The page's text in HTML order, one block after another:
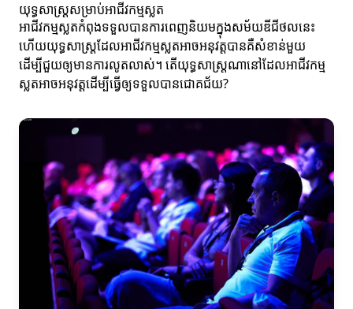
យុទ្ធសាស្ត្រសម្រាប់អាជីវកម្មស្លត
អាជីវកម្មស្លតកំពុងទទួលបានការពេញនិយមក្នុងសម័យឌីជីថលនេះ
ហើយយុទ្ធសាស្ត្រដែលអាជីវកម្មស្លតអាចអនុវត្តបានគឺសំខាន់មួយ
ដើម្បីជួយឲ្យមានការលូតលាស់។ តើយុទ្ធសាស្ត្រណានៅដែលអាជីវកម្ម
ស្លតអាចអនុវត្តដើម្បីធ្វើឲ្យទទួលបានជោគជ័យ?